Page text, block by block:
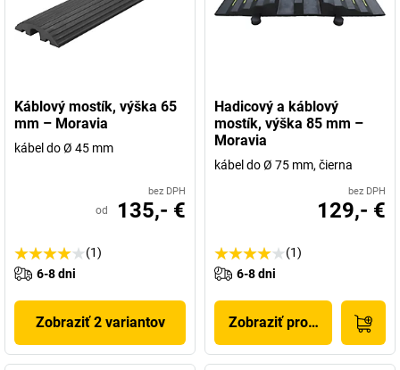
Káblový mostík, výška 65
mm – Moravia
kábel do Ø 45 mm
bez DPH
od 135,- €
(1)
6-8 dni
Zobraziť 2 variantov
Hadicový a káblový
mostík, výška 85 mm –
Moravia
kábel do Ø 75 mm, čierna
bez DPH
129,- €
(1)
6-8 dni
Zobraziť produkt